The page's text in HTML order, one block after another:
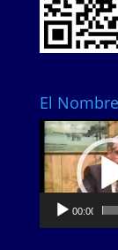
El
Video
Player
00:00